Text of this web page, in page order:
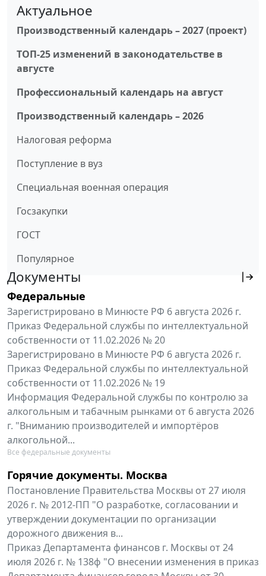
Актуальное
Производственный календарь – 2027 (проект)
ТОП-25 изменений в законодательстве в
августе
Профессиональный календарь на август
Производственный календарь – 2026
Налоговая реформа
Поступление в вуз
Специальная военная операция
Госзакупки
ГОСТ
Популярное
Документы
Федеральные
Зарегистрировано в Минюсте РФ 6 августа 2026 г.
Приказ Федеральной службы по интеллектуальной
собственности от 11.02.2026 № 20
Зарегистрировано в Минюсте РФ 6 августа 2026 г.
Приказ Федеральной службы по интеллектуальной
собственности от 11.02.2026 № 19
Информация Федеральной службы по контролю за
алкогольным и табачным рынками от 6 августа 2026
г. "Вниманию производителей и импортёров
алкогольной...
Все федеральные документы
Горячие документы. Москва
Постановление Правительства Москвы от 27 июля
2026 г. № 2012-ПП "О разработке, согласовании и
утверждении документации по организации
дорожного движения в...
Приказ Департамента финансов г. Москвы от 24
июля 2026 г. № 138ф "О внесении изменения в приказ